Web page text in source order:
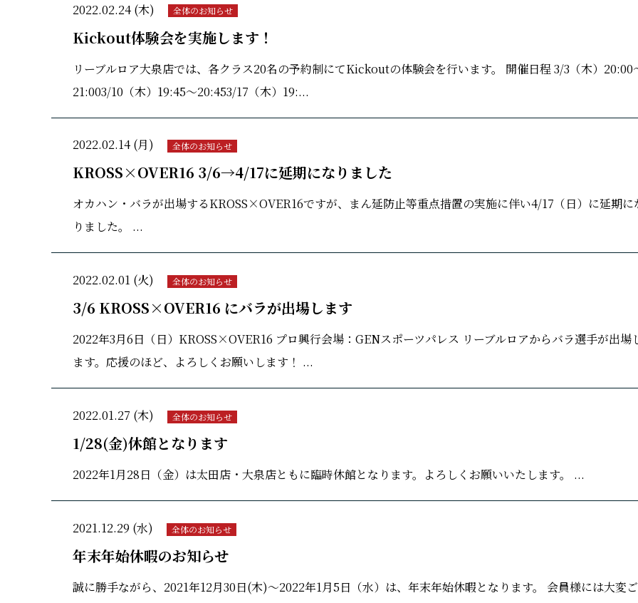
2022.02.24 (木) 全体のお知らせ
Kickout体験会を実施します！
リーブルロア大泉店では、各クラス20名の予約制にてKickoutの体験会を行います。 開催日程 3/3（木）20:00
21:003/10（木）19:45～20:453/17（木）19:...
2022.02.14 (月) 全体のお知らせ
KROSS×OVER16 3/6→4/17に延期になりました
オカハン・バラが出場するKROSS×OVER16ですが、まん延防止等重点措置の実施に伴い4/17（日）に延期に
りました。 ...
2022.02.01 (火) 全体のお知らせ
3/6 KROSS×OVER16 にバラが出場します
2022年3月6日（日）KROSS×OVER16 プロ興行会場：GENスポーツパレス リーブルロアからバラ選手が出場
ます。応援のほど、よろしくお願いします！ ...
2022.01.27 (木) 全体のお知らせ
1/28(金)休館となります
2022年1月28日（金）は太田店・大泉店ともに臨時休館となります。よろしくお願いいたします。 ...
2021.12.29 (水) 全体のお知らせ
年末年始休暇のお知らせ
誠に勝手ながら、2021年12月30日(木)〜2022年1月5日（水）は、年末年始休暇となります。 会員様には大変